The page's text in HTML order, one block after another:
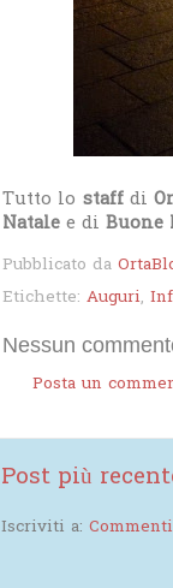
Tutto lo staffdi
Natale e di Buone
Pubblicato da
Etichette: Auguri,
Nessun
Posta un
Post più
Iscriviti a: